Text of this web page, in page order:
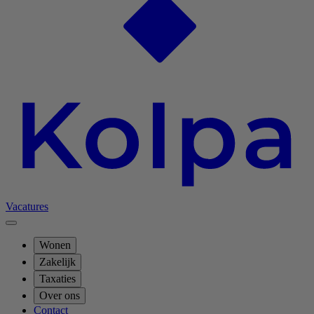
Vacatures
Wonen
Zakelijk
Taxaties
Over ons
Contact